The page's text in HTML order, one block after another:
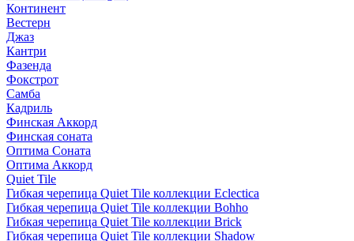
Континент
Вестерн
Джаз
Кантри
Фазенда
Фокстрот
Самба
Кадриль
Финская Аккорд
Финская соната
Оптима Соната
Оптима Аккорд
Quiet Tile
Гибкая черепица Quiet Tile коллекции Eclectica
Гибкая черепица Quiet Tile коллекции Bohho
Гибкая черепица Quiet Tile коллекции Brick
Гибкая черепица Quiet Tile коллекции Shadow